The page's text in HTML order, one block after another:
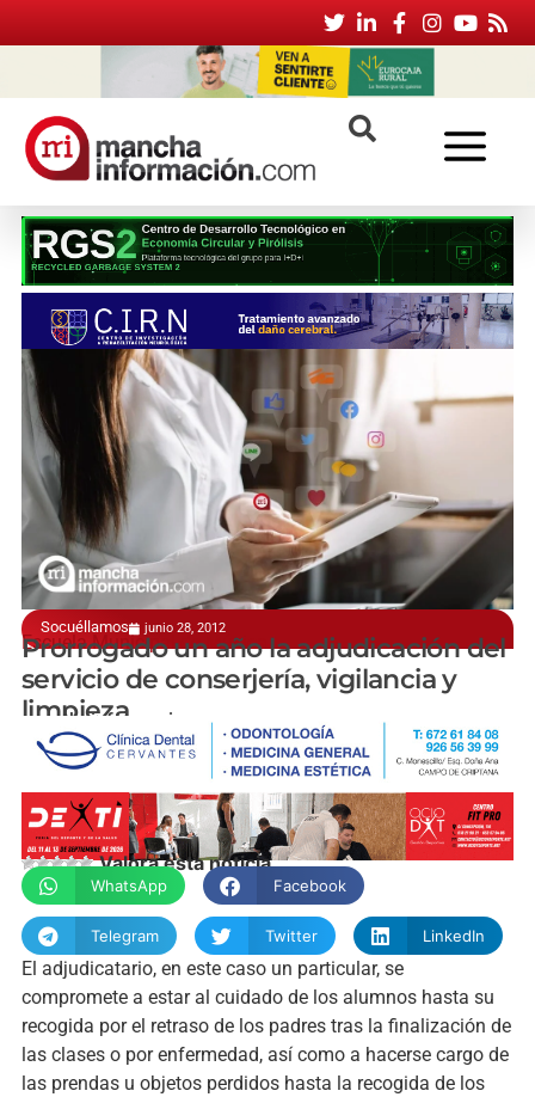
Socuéllamos junio 28, 2012
Escuela Municipal de Música
Prorrogado un año la adjudicación del
servicio de conserjería, vigilancia y
limpieza
manchainformacion.com
Valora esta noticia
WhatsApp Facebook
Telegram Twitter LinkedIn
El adjudicatario, en este caso un particular, se
compromete a estar al cuidado de los alumnos hasta su
recogida por el retraso de los padres tras la finalización de
las clases o por enfermedad, así como a hacerse cargo de
las prendas u objetos perdidos hasta la recogida de los